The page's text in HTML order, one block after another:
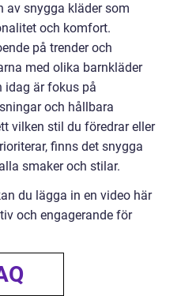
av snygga kläder som
och komfort.
på trender och
med olika barnkläder
idag är fokus på
och hållbara
vilken stil du föredrar eller
finns det snygga
smaker och stilar.
du lägga in en video här
och engagerande för